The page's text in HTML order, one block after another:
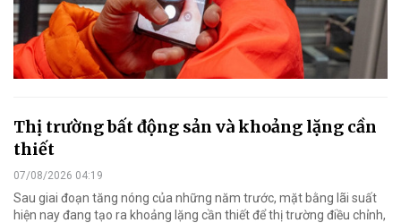
Thị trường bất động sản và khoảng lặng cần
thiết
07/08/2026 04:19
Sau giai đoạn tăng nóng của những năm trước, mặt bằng lãi suất
hiện nay đang tạo ra khoảng lặng cần thiết để thị trường điều chỉnh,